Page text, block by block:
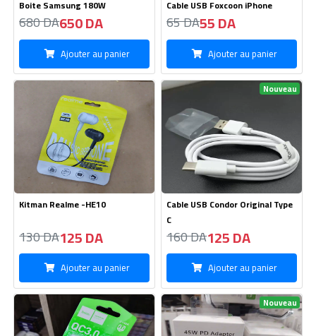
Ajouter au panier Ajouter au panier
Kitman Realme -HE10
130 DA125 DA
Ajouter au panier
Nouveau
Cable USB Condor Original Type
160 DA125 DA
Ajouter au panier
Nouveau